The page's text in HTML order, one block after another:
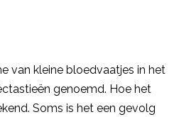
van kleine bloedvaatjes in het
genoemd. Hoe het
Soms is het een gevolg